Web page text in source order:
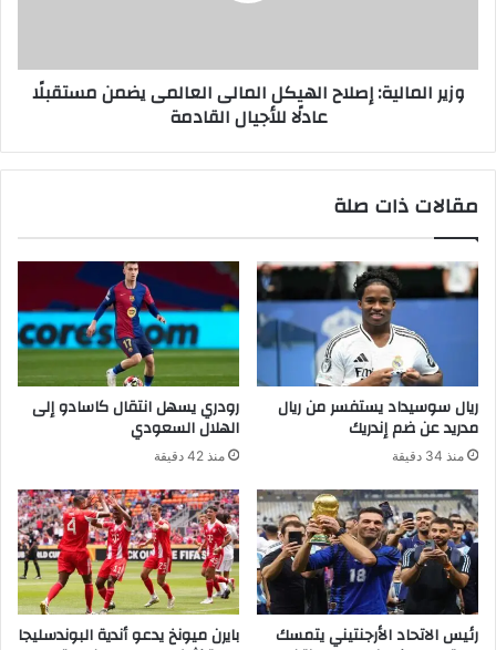
وزير المالية: إصلاح الهيكل المالى العالمى يضمن مستقبلًا
عادلًا للأجيال القادمة
مقالات ذات صلة
ريال سوسيداد يستفسر من ريال
مدريد عن ضم إندريك
منذ 34 دقيقة
رودري يسهل انتقال كاسادو إلى
الهلال السعودي
منذ 42 دقيقة
رئيس الاتحاد الأرجنتيني يتمسك بايرن ميونخ يدعو أندية البوندسليجا